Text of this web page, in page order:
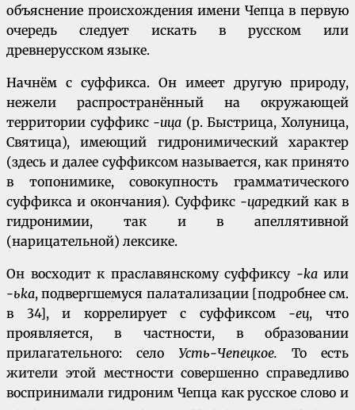
объяснение происхождения имени Чепца в первую
очередь следует искать в русском или
древнерусском языке.
Начнём с суффикса. Он имеет другую природу,
нежели распространённый на окружающей
территории суффикс-ица (р. Быстрица, Холуница,
Святица), имеющий гидронимический характер
(здесь и далее суффиксом называется, как принято
в топонимике, совокупность грамматического
суффикса и окончания). Суффикс -царедкий как в
гидронимии, так и в апеллятивной
(нарицательной) лексике.
Он восходит к праславянскому суффиксу -ka или
-ьka, подвергшемуся палатализации [подробнее см.
в 34], и коррелирует с суффиксом -ец, что
проявляется, в частности, в образовании
прилагательного: село Усть-Чепецкое. То есть
жители этой местности совершенно справедливо
воспринимали гидроним Чепца как русское слово и